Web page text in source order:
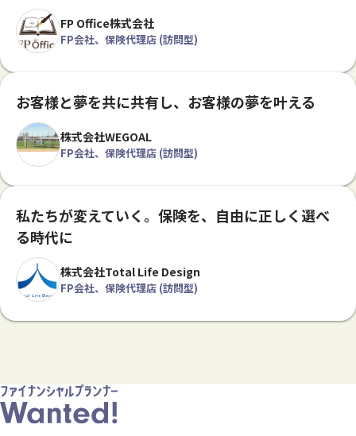
FP Office株式会社
FP会社、保険代理店 (訪問型)
お客様と夢を共に共有し、お客様の夢を叶える
株式会社WEGOAL
FP会社、保険代理店 (訪問型)
私たちが変えていく。保険を、自由に正しく選べ
る時代に
株式会社Total Life Design
FP会社、保険代理店 (訪問型)